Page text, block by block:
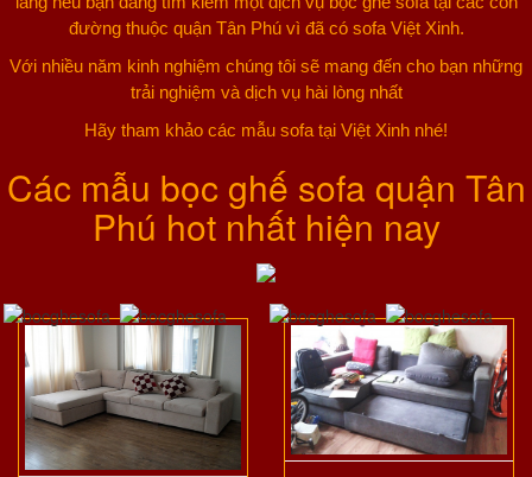
đường thuộc quận Tân Phú vì đã có sofa Việt Xinh.
Với nhiều năm kinh nghiệm chúng tôi sẽ mang đến cho bạn những
trải nghiệm và dịch vụ hài lòng nhất
Hãy tham khảo các mẫu sofa tại Việt Xinh nhé!
Các mẫu bọc ghế sofa quận Tân
Phú hot nhất hiện nay